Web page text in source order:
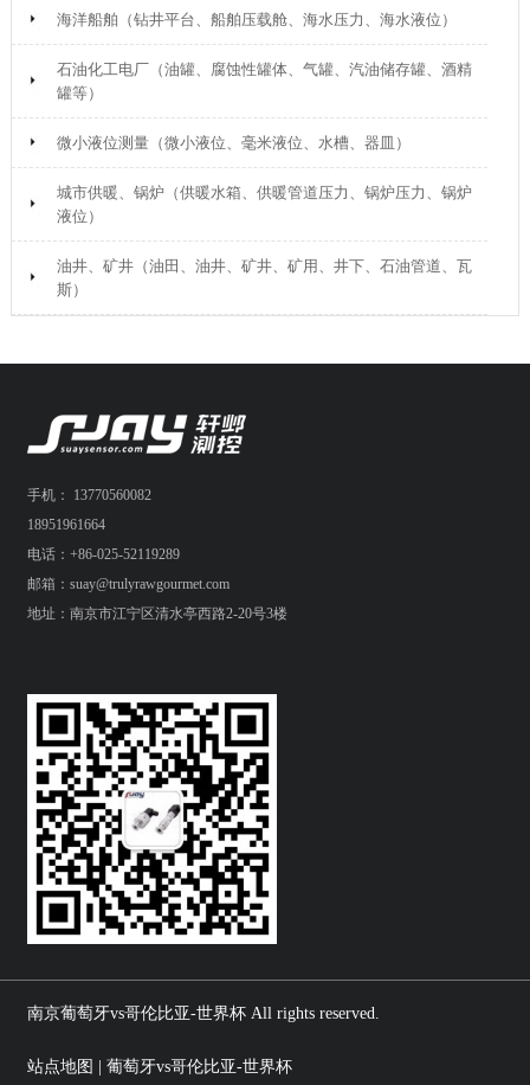
海洋船舶（钻井平台、船舶压载舱、海水压力、海水液位）
石油化工电厂（油罐、腐蚀性罐体、气罐、汽油储存罐、酒精
罐等）
微小液位测量（微小液位、毫米液位、水槽、器皿）
城市供暖、锅炉（供暖水箱、供暖管道压力、锅炉压力、锅炉
液位）
油井、矿井（油田、油井、矿井、矿用、井下、石油管道、瓦
斯）
手机： 13770560082
18951961664
电话：+86-025-52119289
邮箱：suay@trulyrawgourmet.com
地址：南京市江宁区清水亭西路2-20号3楼
南京葡萄牙vs哥伦比亚-世界杯 All rights reserved.
站点地图 | 葡萄牙vs哥伦比亚-世界杯